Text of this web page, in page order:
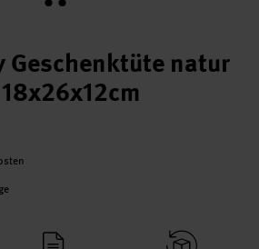
Geschenktüte natur